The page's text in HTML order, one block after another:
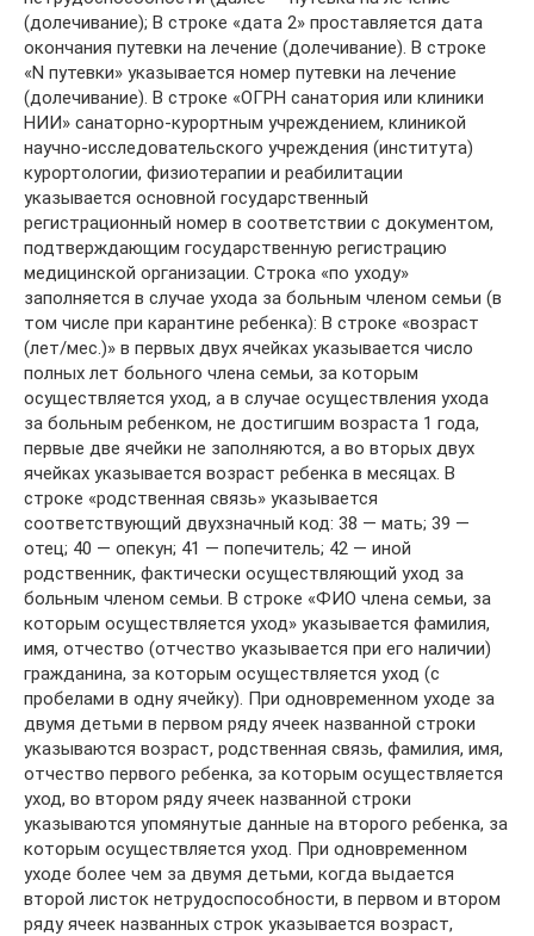
(долечивание); В строке «дата 2» проставляется дата
окончания путевки на лечение (долечивание). В строке
«N путевки» указывается номер путевки на лечение
(долечивание). В строке «ОГРН санатория или клиники
НИИ» санаторно-курортным учреждением, клиникой
научно-исследовательского учреждения (института)
курортологии, физиотерапии и реабилитации
указывается основной государственный
регистрационный номер в соответствии с документом,
подтверждающим государственную регистрацию
медицинской организации. Строка «по уходу»
заполняется в случае ухода за больным членом семьи (в
том числе при карантине ребенка): В строке «возраст
(лет/мес.)» в первых двух ячейках указывается число
полных лет больного члена семьи, за которым
осуществляется уход, а в случае осуществления ухода
за больным ребенком, не достигшим возраста 1 года,
первые две ячейки не заполняются, а во вторых двух
ячейках указывается возраст ребенка в месяцах. В
строке «родственная связь» указывается
соответствующий двухзначный код: 38 — мать; 39 —
отец; 40 — опекун; 41 — попечитель; 42 — иной
родственник, фактически осуществляющий уход за
больным членом семьи. В строке «ФИО члена семьи, за
которым осуществляется уход» указывается фамилия,
имя, отчество (отчество указывается при его наличии)
гражданина, за которым осуществляется уход (с
пробелами в одну ячейку). При одновременном уходе за
двумя детьми в первом ряду ячеек названной строки
указываются возраст, родственная связь, фамилия, имя,
отчество первого ребенка, за которым осуществляется
уход, во втором ряду ячеек названной строки
указываются упомянутые данные на второго ребенка, за
которым осуществляется уход. При одновременном
уходе более чем за двумя детьми, когда выдается
второй листок нетрудоспособности, в первом и втором
ряду ячеек названных строк указывается возраст,